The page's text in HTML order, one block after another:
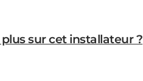
sur cet installateur ?